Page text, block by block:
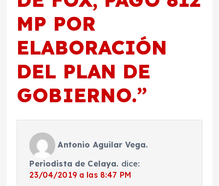
MP POR
ELABORACIÓN
DEL PLAN DE
GOBIERNO.”
Antonio Aguilar Vega.
Periodista de Celaya. dice:
23/04/2019 a las 8:47 PM